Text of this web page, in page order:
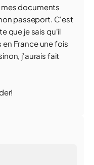
mes documents
passeport. C'est
que je sais qu'il
France une fois
j'aurais fait